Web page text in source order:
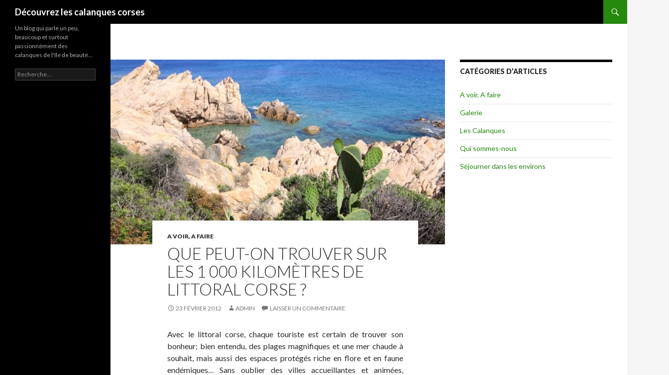
Découvrez les calanques corses
A VOIR, A FAIRE
QUE PEUT-ON TROUVER SUR
LES 1 000 KILOMÈTRES DE
LITTORAL CORSE ?
23 FÉVRIER 2012 ADMIN LAISSER UN COMMENTAIRE
Avec le littoral corse, chaque touriste est certain de trouver son
bonheur; bien entendu, des plages magnifiques et une mer chaude à
souhait, mais aussi des espaces protégés riche en flore et en faune
endémiques… Sans oublier des villes accueillantes et animées,
CATÉGORIES D’ARTICLES
A voir, A faire
Galerie
Les Calanques
Qui sommes-nous
Séjourner dans les environs
Un blog qui parle un peu,
beaucoup et surtout
passionnément des
calanques de l'île de beauté…
R
e